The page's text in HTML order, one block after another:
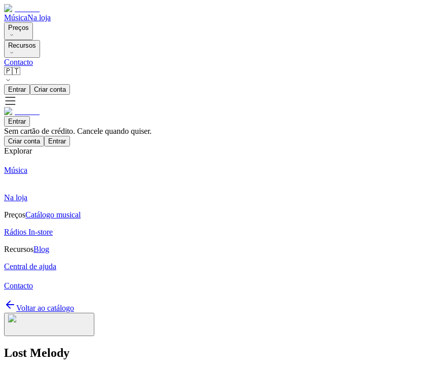
MúsicaNa loja
Preços
Recursos
Contacto
🇵🇹
Entrar Criar conta
Entrar
Sem cartão de crédito. Cancele quando quiser.
Criar conta Entrar
Explorar
Música
Na loja
PreçosCatálogo musical
Rádios In-store
RecursosBlog
Central de ajuda
Contacto
Voltar ao catálogo
Lost Melody